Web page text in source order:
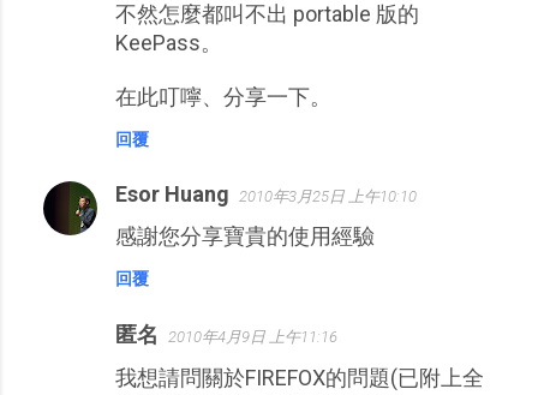
不然怎麼都叫不出 portable 版的
KeePass。
在此叮嚀、分享一下。
回覆
Esor Huang 2010年3月25日 上午10:10
感謝您分享寶貴的使用經驗
回覆
匿名 2010年4月9日 上午11:16
我想請問關於FIREFOX的問題(已附上全